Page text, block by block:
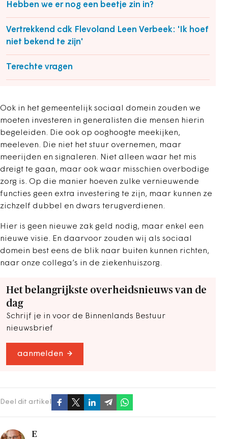
Hebben we er nog een beetje zin in?
Vertrekkend cdk Flevoland Leen Verbeek: 'Ik hoef
niet bekend te zijn'
Terechte vragen
Ook in het gemeentelijk sociaal domein zouden we
moeten investeren in generalisten die mensen hierin
begeleiden. Die ook op ooghoogte meekijken,
meeleven. Die niet het stuur overnemen, maar
meerijden en signaleren. Niet alleen waar het mis
dreigt te gaan, maar ook waar misschien overbodige
zorg is. Op die manier hoeven zulke vernieuwende
functies geen extra investering te zijn, maar kunnen ze
zichzelf dubbel en dwars terugverdienen.
Hier is geen nieuwe zak geld nodig, maar enkel een
nieuwe visie. En daarvoor zouden wij als sociaal
domein best eens de blik naar buiten kunnen richten,
naar onze collega’s in de ziekenhuiszorg.
Het belangrijkste overheidsnieuws van de
dag
Schrijf je in voor de Binnenlands Bestuur
nieuwsbrief
aanmelden
Deel dit artikel
E